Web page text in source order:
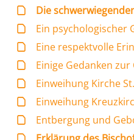
Die
Ein psychologischer
Eine respektvolle
Einige Gedanken
Einweihung Kirche
Einweihung
Entbergung und